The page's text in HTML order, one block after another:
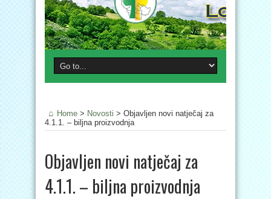
Home > Novosti > Objavljen novi natječaj za
4.1.1. – biljna proizvodnja
Objavljen novi natječaj za
4.1.1. – biljna proizvodnja